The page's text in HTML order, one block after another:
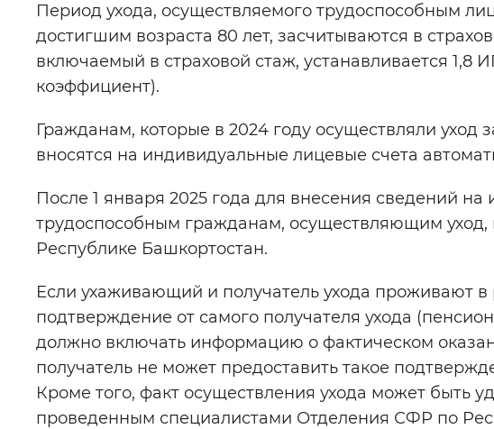
Период ухода, осуществляемого трудоспособным
достигшим возраста 80 лет, засчитываются в
включаемый в страховой стаж, устанавливается
коэффициент).
Гражданам, которые в 2024 году осуществляли
вносятся на индивидуальные лицевые счета
После 1 января 2025 года для внесения сведений
трудоспособным гражданам, осуществляющим
Республике Башкортостан.
Если ухаживающий и получатель ухода проживают в
подтверждение от самого получателя ухода
должно включать информацию о фактическом
получатель не может предоставить такое
Кроме того, факт осуществления ухода может быть
проведенным специалистами Отделения СФР по